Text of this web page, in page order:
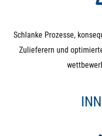
Schlanke Prozesse,
Zulieferern und